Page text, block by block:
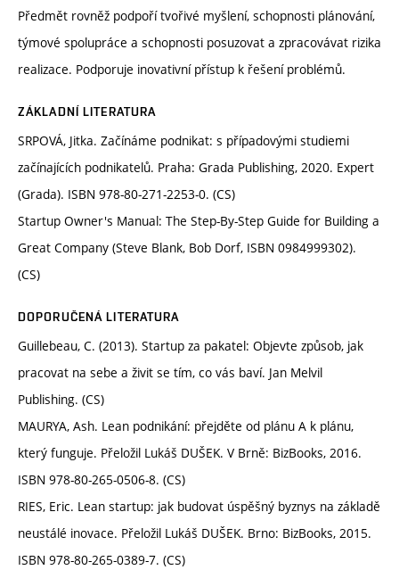
Předmět rovněž podpoří tvořivé myšlení, schopnosti plánování,
týmové spolupráce a schopnosti posuzovat a zpracovávat rizika
realizace. Podporuje inovativní přístup k řešení problémů.
ZÁKLADNÍ LITERATURA
SRPOVÁ, Jitka. Začínáme podnikat: s případovými studiemi
začínajících podnikatelů. Praha: Grada Publishing, 2020. Expert
(Grada). ISBN 978-80-271-2253-0. (CS)
Startup Owner's Manual: The Step-By-Step Guide for Building a
Great Company (Steve Blank, Bob Dorf, ISBN 0984999302).
(CS)
DOPORUČENÁ LITERATURA
Guillebeau, C. (2013). Startup za pakatel: Objevte způsob, jak
pracovat na sebe a živit se tím, co vás baví. Jan Melvil
Publishing. (CS)
MAURYA, Ash. Lean podnikání: přejděte od plánu A k plánu,
který funguje. Přeložil Lukáš DUŠEK. V Brně: BizBooks, 2016.
ISBN 978-80-265-0506-8. (CS)
RIES, Eric. Lean startup: jak budovat úspěšný byznys na základě
neustálé inovace. Přeložil Lukáš DUŠEK. Brno: BizBooks, 2015.
ISBN 978-80-265-0389-7. (CS)